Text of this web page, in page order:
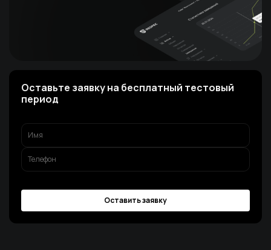
Оставьте заявку на бесплатный тестовый
период
Оставить заявку